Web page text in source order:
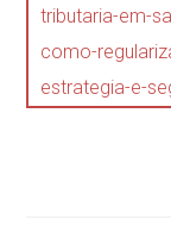
tributaria-em-
como-
estrategia-e-